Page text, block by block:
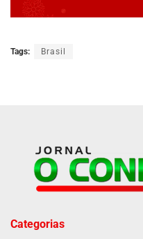
Tags: Brasil
Categorias